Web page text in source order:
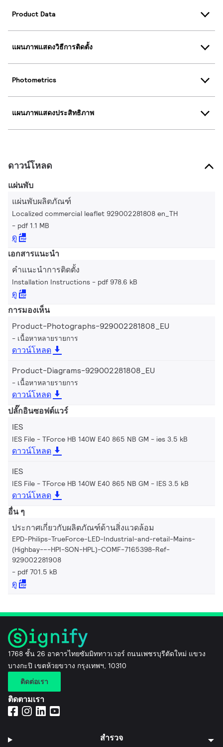
Product Data
แผนภาพแสดงวิธีการติดตั้ง
Photometrics
แผนภาพแสดงประสิทธิภาพ
ดาวน์โหลด
แผ่นพับ
แผ่นพับผลิตภัณฑ์
Localized commercial leaflet 929002281808 en_TH
pdf 1.1 MB
ดู
เอกสารแนะนำ
คำแนะนำการติดตั้ง
Installation Instructions pdf 978.6 kB
ดู
การมองเห็น
Product-Photographs-929002281808_EU
เนื้อหาหลายรายการ
ดาวน์โหลด
Product-Diagrams-929002281808_EU
เนื้อหาหลายรายการ
ดาวน์โหลด
ปลั๊กอินซอฟต์แวร์
IES
IES File - TForce HB 140W E40 865 NB GM ies 3.5 kB
ดาวน์โหลด
IES
IES File - TForce HB 140W E40 865 NB GM IES 3.5 kB
ดาวน์โหลด
อื่น ๆ
ประกาศเกี่ยวกับผลิตภัณฑ์ด้านสิ่งแวดล้อม
EPD-Philips-TrueForce-LED-Industrial-and-retail-Mains-
(Highbay-–-HPI-SON-HPL)-COMF-7165398-Ref-
929002281908
pdf 701.5 kB
ดู
1768 ชั้น 26 อาคารไทยซัมมิททาวเวอร์ ถนนเพชรบุรีตัดใหม่ แขวง
บางกะปิ เขตห้วยขวาง กรุงเทพฯ, 10310
ติดต่อเรา
ติดตามเรา
สำรวจ